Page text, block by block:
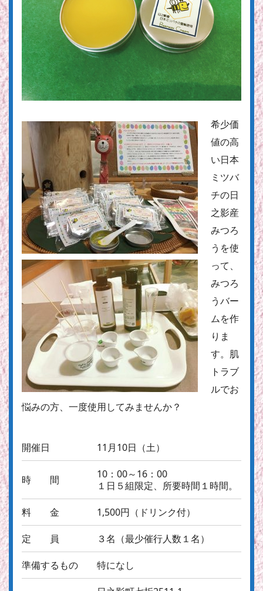
希少価
値の高
い日本
ミツバ
チの日
之影産
みつろ
うを使
って、
みつろ
うバー
ムを作
りま
す。肌
トラブ
ルでお
悩みの方、一度使用してみませんか？
開催日 11月10日（土）
時 間
10：00～16：00
１日５組限定、所要時間１時間。
料 金 1,500円（ドリンク付）
定 員 ３名（最少催行人数１名）
準備するもの 特になし